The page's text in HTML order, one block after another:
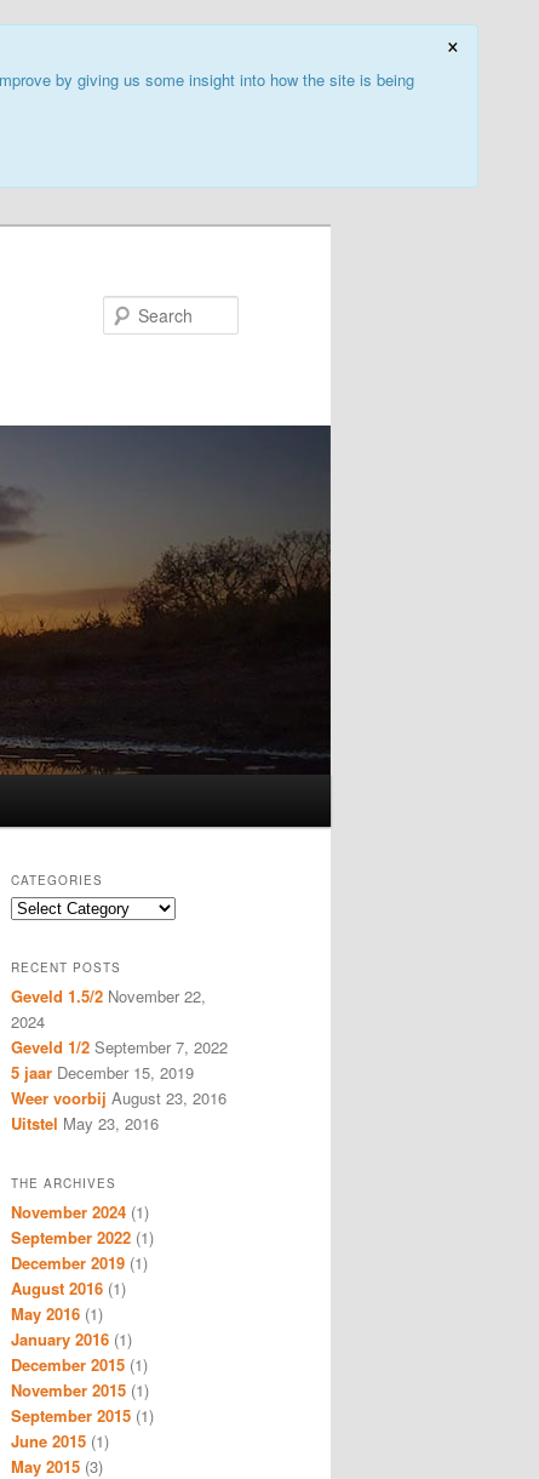
×
by giving us some insight into how the site is being
CATEGORIES
Categories
RECENT POSTS
Geveld 1.5/2 November 22,
2024
Geveld 1/2 September 7, 2022
5 jaar December 15, 2019
Weer voorbij August 23, 2016
Uitstel May 23, 2016
THE ARCHIVES
November 2024 (1)
September 2022 (1)
December 2019 (1)
August 2016 (1)
May 2016 (1)
January 2016 (1)
December 2015 (1)
November 2015 (1)
September 2015 (1)
June 2015 (1)
May 2015 (3)